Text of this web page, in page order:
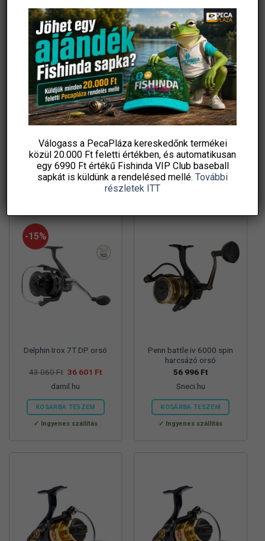
-15%
Delphin Mamut PRO 12T DP
31 770Ft Original
price
was:
31
770 Ft.
27 004FtCurrent
price
is:
27
004 Ft.
damil.hu
KOSÁRBA TESZEM
-15%
Delphin Mamut PRO 10T DP
29 260Ft Original
price
was:
29
260 Ft.
24 871FtCurrent
price
is:
24
871 Ft.
damil.hu
KOSÁRBA TESZEM
-15%
Delphin Irox 7T DP orsó
43 060Ft Original
was:
060 Ft.
36 601 FtCurrent
601 Ft.
damil.hu
KOSÁRBA TESZEM
Ingyenes szállítás
Penn battle iv 6000 spin
harcsázó orsó
56 996 Ft
Sneci.hu
KOSÁRBA TESZEM
Ingyenes szállítás
Válogass a PecaPláza kereskedőnk termékei
közül 20.000 Ft feletti értékben, és automatikusan
egy 6990 Ft értékű Fishinda VIP Club baseball
sapkát is küldünk a rendelésed mellé. További
részletek ITT